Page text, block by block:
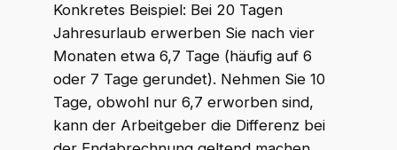
Konkretes Beispiel: Bei 20 Tagen
Jahresurlaub erwerben Sie nach vier
Monaten etwa 6,7 Tage (häufig auf 6
oder 7 Tage gerundet). Nehmen Sie 10
Tage, obwohl nur 6,7 erworben sind,
kann der Arbeitgeber die Differenz bei